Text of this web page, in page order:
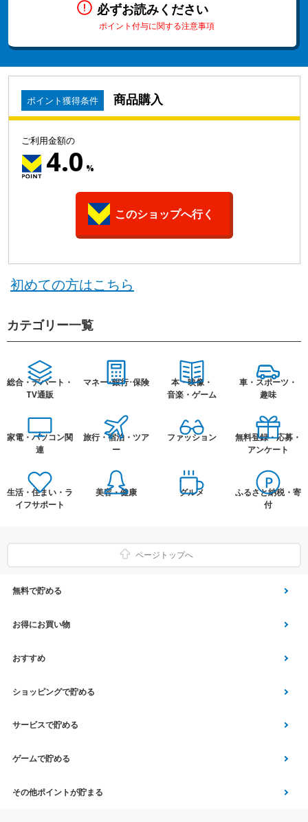
必ずお読みください
ポイント付与に関する注意事項
ポイント獲得条件 商品購入
ご利用金額の
4.0 %
このショップへ行く
初めての方はこちら
カテゴリー一覧
総合・デパート・
TV通販
マネー･銀行･保険
本・映像・
音楽・ゲーム
車・スポーツ・
趣味
家電・パソコン関
連
旅行・宿泊・ツア
ー
ファッション
無料登録・応募・
アンケート
生活・住まい・ラ
イフサポート
美容・健康 グルメ
ふるさと納税・寄
付
ページトップへ
無料で貯める
ゲーム
Vアンケート
アプリ利用
クイズ
スクラッチ
お得にお買い物
Yahoo!ショッピング
Vサンプル
エコなお買い物
Vモニター
おすすめ
Vくじ
チラシ
aruku&
Vポイント運用
ショッピングで貯める
Yahoo! JAPANサービス
総合・デパート・TV通販
家電・パソコン関連
サービスで貯める
マネー･銀行･保険
車・スポーツ・趣味
ゲームで貯める
Vポイントルーレット
その他ポイントが貯まる